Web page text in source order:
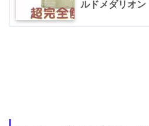
ルドメダリオン